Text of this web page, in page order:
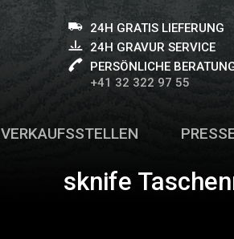
24H GRATIS LIEFERUNG
24H GRAVUR SERVICE
PERSÖNLICHE
+41 32 322 97 55
VERKAUFSSTELLEN
sknife